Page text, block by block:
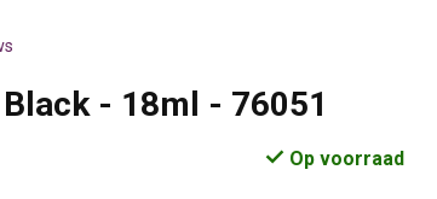
- 18ml - 76051
Op voorraad